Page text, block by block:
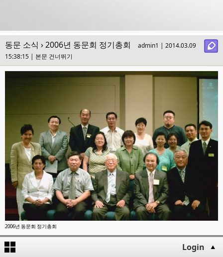
동문 소식 › 2006년 동문회 정기총회
admin1 | 2014.03.09
15:38:15 | 본문 건너뛰기
2006년 동문회 정기총회
첨부 Login